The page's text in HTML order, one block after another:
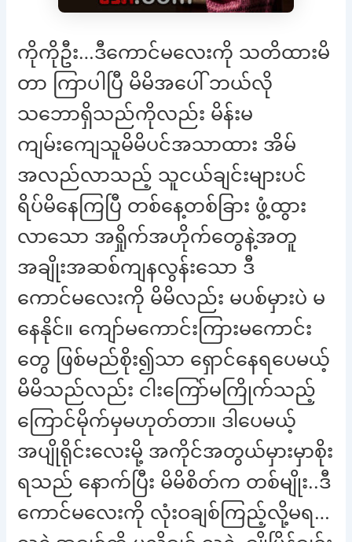
ကိုကိုဦး…ဒီကောင်မလေးကို သတိထားမိ
တာ ကြာပါပြီ မိမိအပေါ် ဘယ်လို
သဘောရှိသည်ကိုလည်း မိန်းမ
ကျမ်းကျေသူမိမိပင်အသာထား အိမ်
အလည်လာသည့် သူငယ်ချင်းများပင်
ရိပ်မိနေကြပြီ တစ်နေ့တစ်ခြား ဖွံ့ထွား
လာသော အရှိုက်အဟိုက်တွေနဲ့အတူ
အချိုးအဆစ်ကျနလွန်းသော ဒီ
ကောင်မလေးကို မိမိလည်း မပစ်မှားပဲ မ
နေနိုင်။ ကျော်မကောင်းကြားမကောင်း
တွေ ဖြစ်မည်စိုး၍သာ ရှောင်နေရပေမယ့်
မိမိသည်လည်း ငါးကြော်မကြိုက်သည့်
ကြောင်မိုက်မှမဟုတ်တာ။ ဒါပေမယ့်
အပျိုရိုင်းလေးမို့ အကိုင်အတွယ်မှားမှာစိုး
ရသည် နောက်ပြီး မိမိစိတ်က တစ်မျိုး..ဒီ
ကောင်မလေးကို လုံးဝချစ်ကြည့်လို့မရ…